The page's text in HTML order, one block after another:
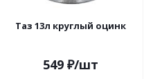
Таз 13л круглый оцинк
549 ₽/шт